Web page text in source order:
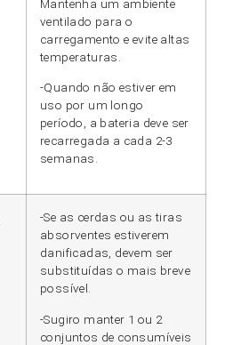
Mantenha um ambiente
ventilado para o
carregamento e evite altas
temperaturas.
-Quando não estiver em
uso por um longo
período, a bateria deve ser
recarregada a cada 2-3
semanas.
-Se as cerdas ou as tiras
absorventes estiverem
danificadas, devem ser
substituídas o mais breve
possível.
-Sugiro manter 1 ou 2
conjuntos de consumíveis